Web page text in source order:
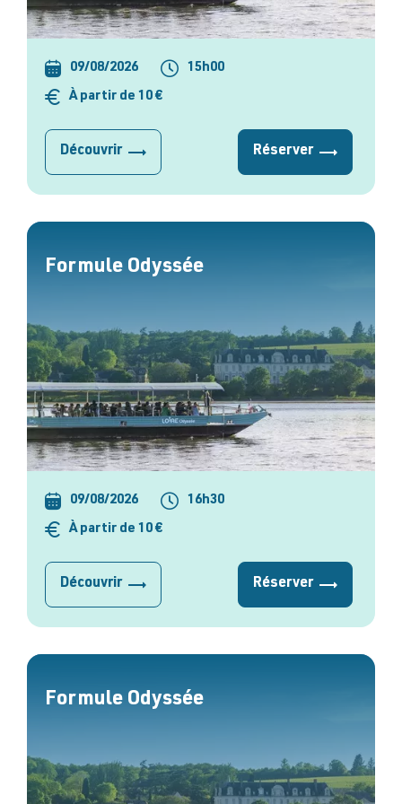
09/08/2026 15h00
À partir de 10 €
Découvrir Réserver
Formule Odyssée
09/08/2026 16h30
À partir de 10 €
Découvrir Réserver
Formule Odyssée